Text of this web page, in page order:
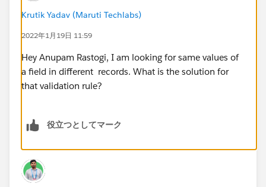
Krutik Yadav (Maruti Techlabs)
2022年1月19日 11:59
Hey Anupam Rastogi, I am looking for same values of
a field in different records. What is the solution for
that validation rule?
役立つとしてマーク